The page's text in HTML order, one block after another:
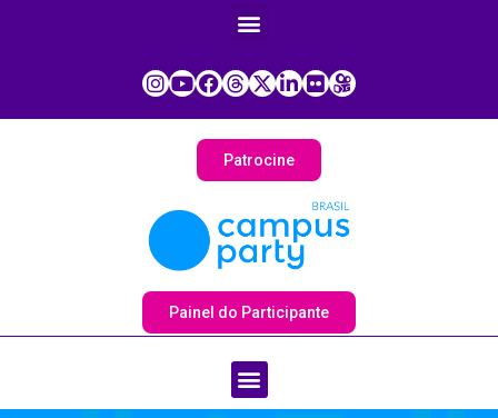
Patrocine
Painel do Participante